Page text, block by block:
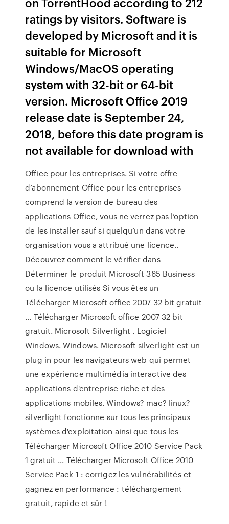
ratings by visitors. Software is
developed by Microsoft and it is
suitable for Microsoft
Windows/MacOS operating
system with 32-bit or 64-bit
version. Microsoft Office 2019
release date is September 24,
2018, before this date program is
not available for download with
Office pour les entreprises. Si votre offre
d’abonnement Office pour les entreprises
comprend la version de bureau des
applications Office, vous ne verrez pas l’option
de les installer sauf si quelqu’un dans votre
organisation vous a attribué une licence..
Découvrez comment le vérifier dans
Déterminer le produit Microsoft 365 Business
ou la licence utilisés Si vous êtes un
Télécharger Microsoft office 2007 32 bit gratuit
... Télécharger Microsoft office 2007 32 bit
gratuit. Microsoft Silverlight . Logiciel
Windows. Windows. Microsoft silverlight est un
plug in pour les navigateurs web qui permet
une expérience multimédia interactive des
applications d'entreprise riche et des
applications mobiles. Windows? mac? linux?
silverlight fonctionne sur tous les principaux
systèmes d'exploitation ainsi que tous les
Télécharger Microsoft Office 2010 Service Pack
1 gratuit ... Télécharger Microsoft Office 2010
Service Pack 1 : corrigez les vulnérabilités et
gagnez en performance : téléchargement
gratuit, rapide et sûr !